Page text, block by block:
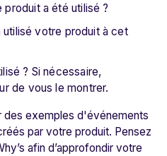
a été utilisé ?
utilisé votre produit à cet
? Si nécessaire,
de vous le montrer.
des exemples d'événements
par votre produit. Pensez
afin d’approfondir votre